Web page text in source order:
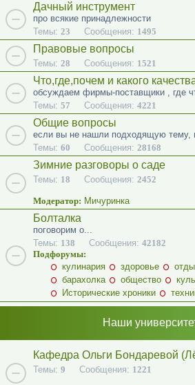
Дачный инструмент
про всякие принадлежности
Темы: 23 Сообщения: 1495
Правовые вопросы
Темы: 28 Сообщения: 1521
Что,где,почем и какого
обсуждаем фирмы-поставщики , где
Темы: 57 Сообщения: 4221
Общие вопросы
если вы не нашли подходящую тему,
Темы: 60 Сообщения: 28168
Зимние разговоры о саде
Темы: 18 Сообщения: 2452
Модератор: Мичуринка
Болталка
поговорим о...
Темы: 138 Сообщения: 42182
Подфорумы:
кулинария
здоровье
барахолка
общество
Исторические хроники
Наши
Кафедра Ольги Бондаревой
Темы: 9 Сообщения: 1221